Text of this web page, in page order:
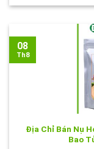
Địa Chỉ Bán Nụ
Bao
08
Th8